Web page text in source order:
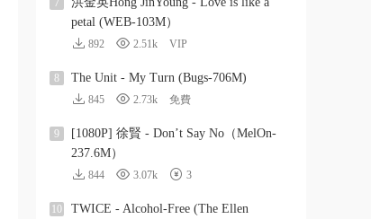
7
petal (WEB-103M）
892 2.51k VIP
8 The Unit - My Turn (Bugs-706M)
845 2.73k 免費
9
[1080P] 徐賢 - Don’t Say No（MelOn-
237.6M）
844 3.07k 3
10
TWICE - Alcohol-Free (The Ellen